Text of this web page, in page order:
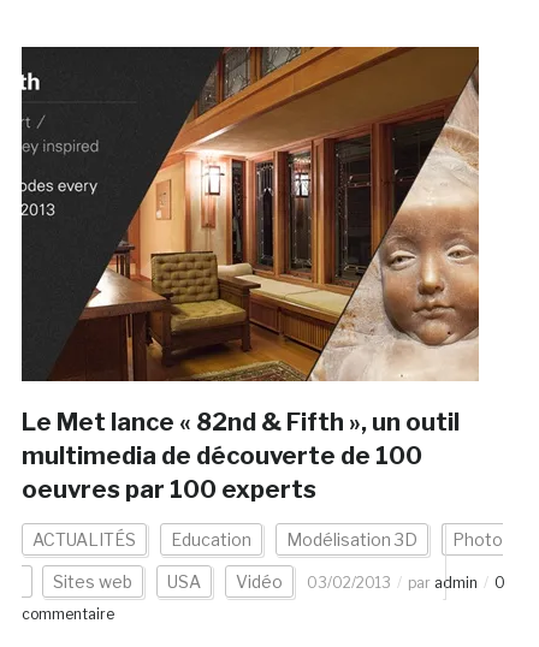
Le Met lance « 82nd & Fifth », un outil
multimedia de découverte de 100
oeuvres par 100 experts
ACTUALITÉS Education Modélisation 3D Photo
Sites web USA Vidéo 03/02/2013 par admin
0
commentaire